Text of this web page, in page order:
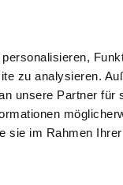
zu analysieren.
unsere Partner für
sie im Rahmen
SUCHEN TIPPS &